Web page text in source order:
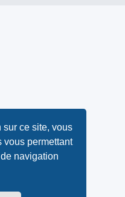
sur ce site, vous
vous permettant
navigation